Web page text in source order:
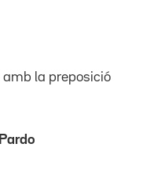
amb la preposició